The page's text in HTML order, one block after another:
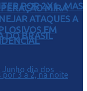
POR 2X1 , MAS
DO BRASIL
MIRA
ATAQUES A
EM